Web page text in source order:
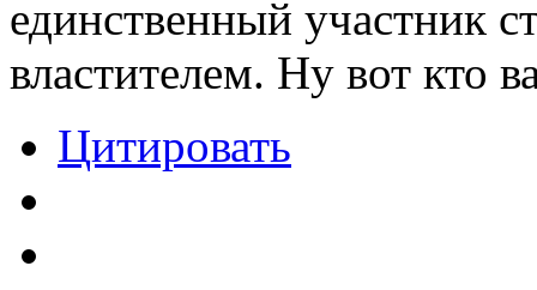
единственный участник
властителем. Ну вот кто
Цитировать